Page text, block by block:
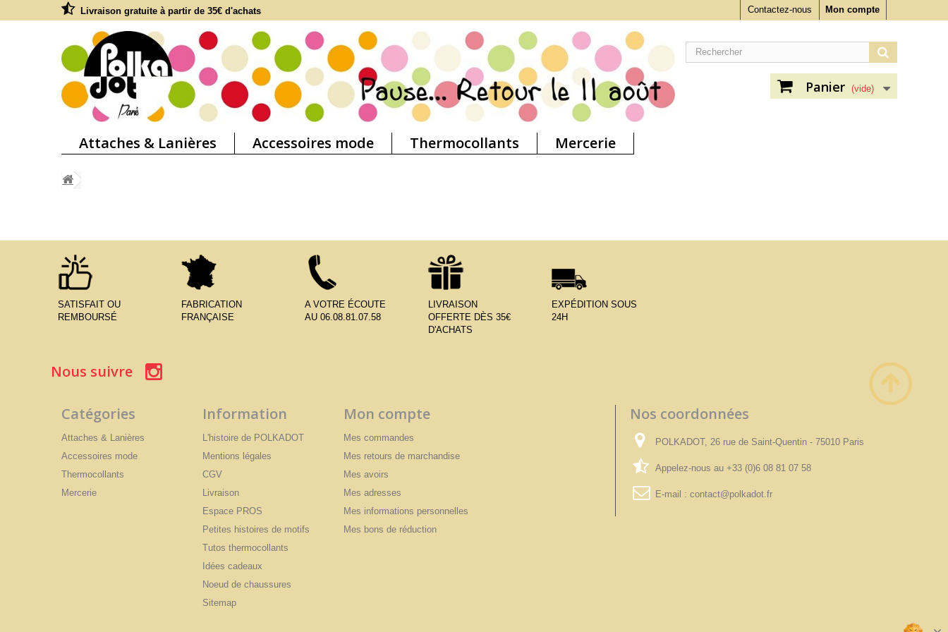
Mon compte
Contactez-nous
Livraison gratuite à partir de 35€ d'achats
Panier (vide)
Attaches & Lanières Accessoires mode Thermocollants Mercerie
SATISFAIT OU
REMBOURSÉ
FABRICATION
FRANÇAISE
A VOTRE ÉCOUTE
AU 06.08.81.07.58
LIVRAISON
OFFERTE DÈS 35€
D'ACHATS
EXPÉDITION SOUS
24H
Nous suivre
Catégories
Attaches & Lanières
Accessoires mode
Thermocollants
Mercerie
Information
L'histoire de POLKADOT
Mentions légales
CGV
Livraison
Espace PROS
Petites histoires de motifs
Tutos thermocollants
Idées cadeaux
Noeud de chaussures
Sitemap
Mon compte
Mes commandes
Mes retours de marchandise
Mes avoirs
Mes adresses
Mes informations personnelles
Mes bons de réduction
Nos coordonnées
POLKADOT, 26 rue de Saint-Quentin - 75010 Paris
Appelez-nous au +33 (0)6 08 81 07 58
E-mail : contact@polkadot.fr